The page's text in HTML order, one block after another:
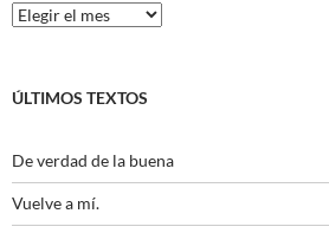
Histórico
ÚLTIMOS TEXTOS
De verdad de la buena
Vuelve a mí.